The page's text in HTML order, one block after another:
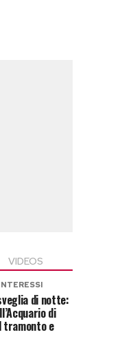
VIDEOS
di notte:
di
tramonto e